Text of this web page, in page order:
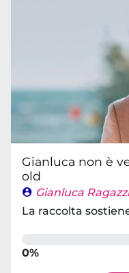
Gianluca non è
old
Gianluca
La raccolta
0%